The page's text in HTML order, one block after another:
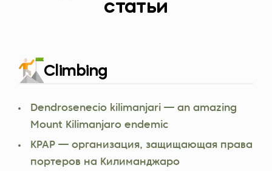
статьи
Climbing
Dendrosenecio kilimanjari — an amazing
Mount Kilimanjaro endemic
KPAP — организация, защищающая права
портеров на Килиманджаро